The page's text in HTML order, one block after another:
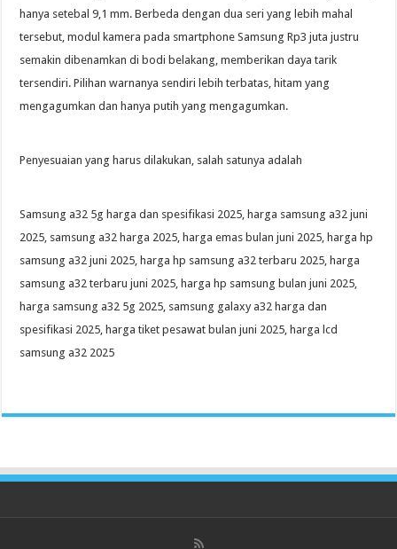
hanya setebal 9,1 mm. Berbeda dengan dua seri yang lebih mahal
tersebut, modul kamera pada smartphone Samsung Rp3 juta justru
semakin dibenamkan di bodi belakang, memberikan daya tarik
tersendiri. Pilihan warnanya sendiri lebih terbatas, hitam yang
mengagumkan dan hanya putih yang mengagumkan.
Penyesuaian yang harus dilakukan, salah satunya adalah
Samsung a32 5g harga dan spesifikasi 2025, harga samsung a32 juni
2025, samsung a32 harga 2025, harga emas bulan juni 2025, harga hp
samsung a32 juni 2025, harga hp samsung a32 terbaru 2025, harga
samsung a32 terbaru juni 2025, harga hp samsung bulan juni 2025,
harga samsung a32 5g 2025, samsung galaxy a32 harga dan
spesifikasi 2025, harga tiket pesawat bulan juni 2025, harga lcd
samsung a32 2025